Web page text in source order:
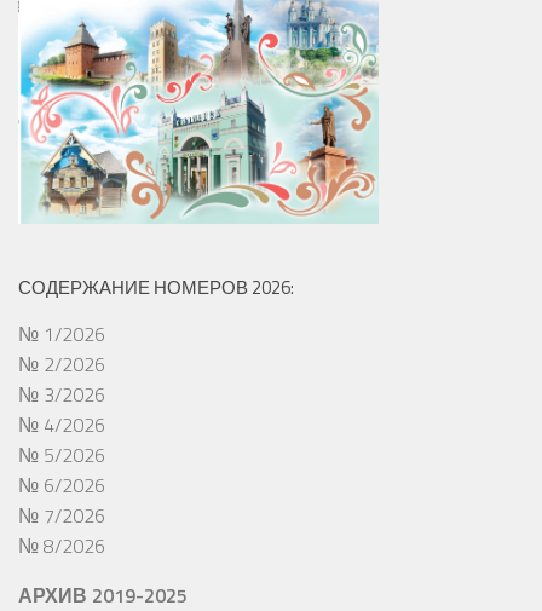
СОДЕРЖАНИЕ НОМЕРОВ 2026:
№ 1/2026
№ 2/2026
№ 3/2026
№ 4/2026
№ 5/2026
№ 6/2026
№ 7/2026
№ 8/2026
АРХИВ 2019-2025